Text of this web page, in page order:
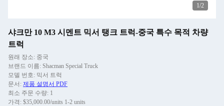
1/2
샤크만 10 M3 시멘트 믹서 탱크 트럭-중국 특수 목적 차량
트럭
원래 장소: 중국
브랜드 이름: Shacman Special Truck
모델 번호: 믹서 트럭
문서: 제품 설명서 PDF
최소 주문 수량: 1
가격: $35,000.00/units 1-2 units